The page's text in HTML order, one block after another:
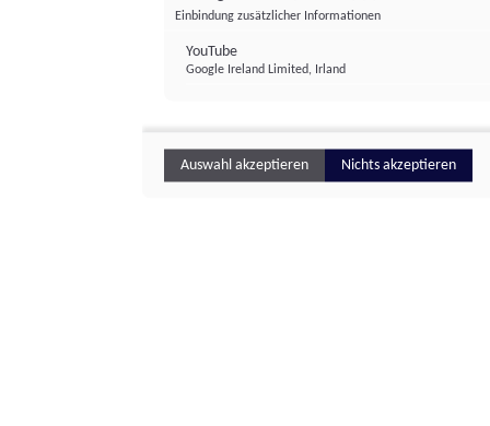
Einbindung zusätzlicher Informationen
YouTube
Google Ireland Limited, Irland
Auswahl akzeptieren Nichts akzeptieren